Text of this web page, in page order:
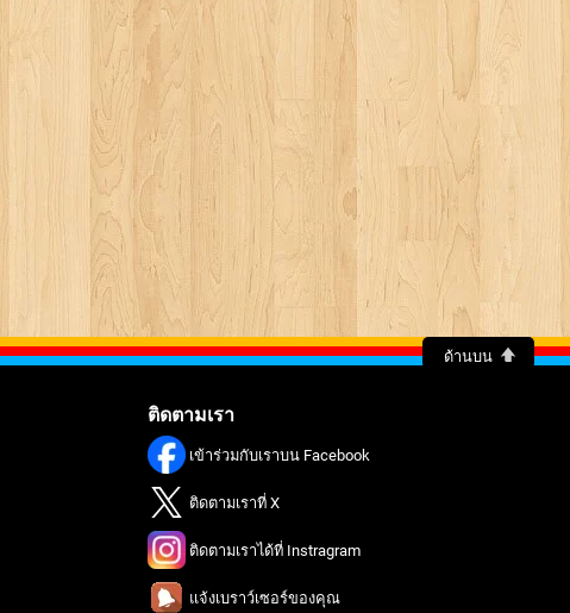
ด้านบน
ติดตามเรา
เข้าร่วมกับเราบน Facebook
ติดตามเราที่ X
ติดตามเราได้ที่ Instragram
แจ้งเบราว์เซอร์ของคุณ